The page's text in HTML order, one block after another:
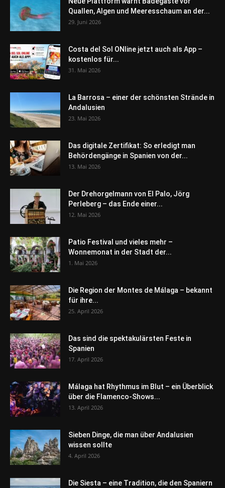
Quallen, Algen und Meeresschaum an der...
29. Juni 2026
Costa del Sol ONline jetzt auch als App –
kostenlos für...
31. Mai 2026
La Barrosa – einer der schönsten Strände in
Andalusien
23. Mai 2026
Das digitale Zertifikat: So erledigt man
Behördengänge in Spanien von der...
13. Mai 2026
Der Drehorgelmann von El Palo, Jörg
Perleberg – das Ende einer...
12. Mai 2026
Patio Festival und vieles mehr –
Wonnemonat in der Stadt der...
1. Mai 2026
Die Region der Montes de Málaga – bekannt
für ihre...
25. April 2026
Das sind die spektakulärsten Feste in
Spanien
17. April 2026
Málaga hat Rhythmus im Blut – ein Überblick
über die Flamenco-Shows...
13. April 2026
Sieben Dinge, die man über Andalusien
wissen sollte
4. April 2026
Die Siesta – eine Tradition, die den Spaniern